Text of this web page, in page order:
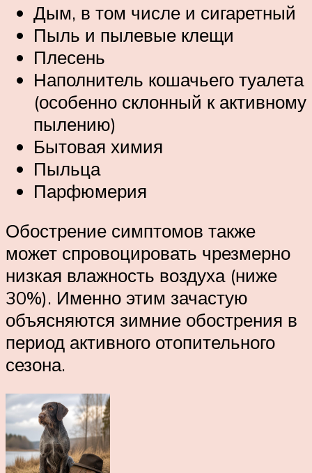
Дым, в том числе и сигаретный
Пыль и пылевые клещи
Плесень
Наполнитель кошачьего туалета
(особенно склонный к активному
пылению)
Бытовая химия
Пыльца
Парфюмерия
Обострение симптомов также
может спровоцировать чрезмерно
низкая влажность воздуха (ниже
30%). Именно этим зачастую
объясняются зимние обострения в
период активного отопительного
сезона.